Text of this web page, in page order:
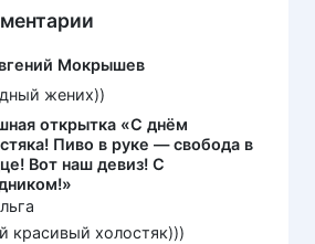
Мокрышев
жених))
открытка «С днём
Пиво в руке — свобода в
Вот наш девиз! С
красивый холостяк)))